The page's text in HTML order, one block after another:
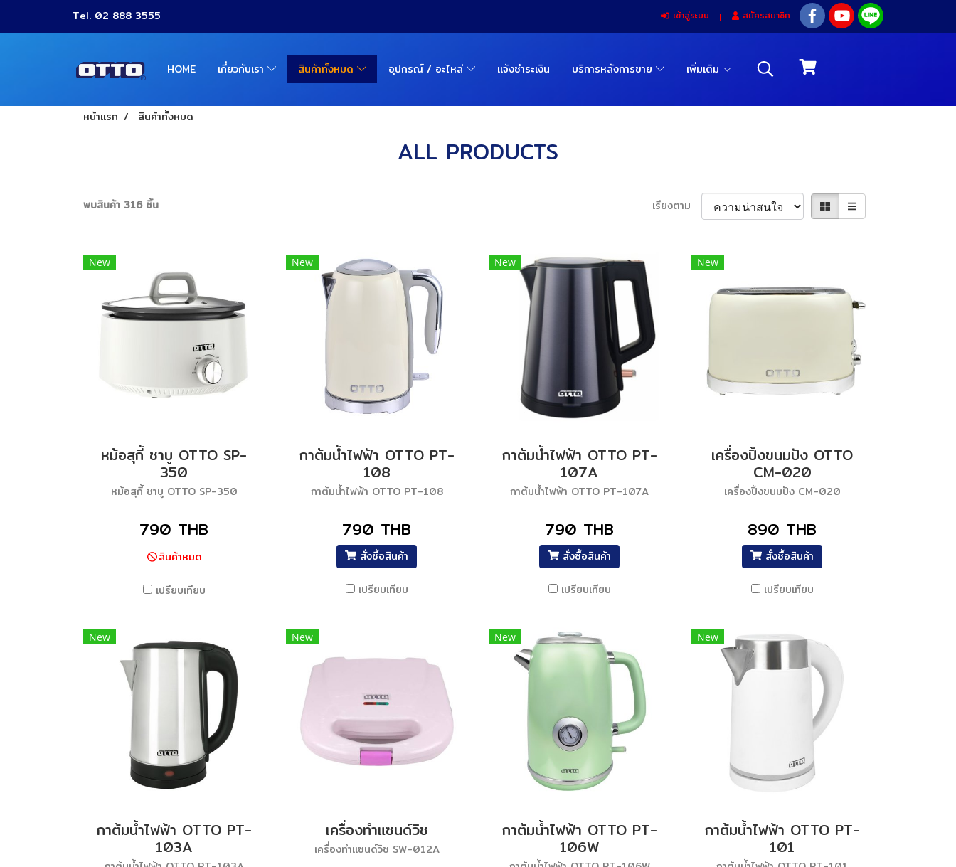
Tel. 02 888 3555 เข้าสู่ระบบ สมัครสมาชิก
HOME เกี่ยวกับเรา สินค้าทั้งหมด อุปกรณ์ / อะไหล่ แจ้งชำระเงิน บริการหลังการขาย เพิ่มเติม
หน้าแรก สินค้าทั้งหมด
ALL PRODUCTS
พบสินค้า 316 ชิ้น เรียงตาม
New
หม้อสุกี้ ชาบู OTTO SP-
350
หม้อสุกี้ ชาบู OTTO SP-350
790 THB
สินค้าหมด
เปรียบเทียบ
New
กาต้มน้ำไฟฟ้า OTTO PT-
108
กาต้มน้ำไฟฟ้า OTTO PT-108
790 THB
สั่งซื้อสินค้า
เปรียบเทียบ
New
กาต้มน้ำไฟฟ้า OTTO PT-
107A
กาต้มน้ำไฟฟ้า OTTO PT-107A
790 THB
สั่งซื้อสินค้า
เปรียบเทียบ
New
เครื่องปิ้งขนมปัง OTTO
CM-020
เครื่องปิ้งขนมปัง CM-020
890 THB
สั่งซื้อสินค้า
เปรียบเทียบ
New
กาต้มน้ำไฟฟ้า OTTO PT-
103A
New
เครื่องทำแซนด์วิช
เครื่องทำแซนด์วิช SW-012A
New
กาต้มน้ำไฟฟ้า OTTO PT-
106W
New
กาต้มน้ำไฟฟ้า OTTO PT-
101